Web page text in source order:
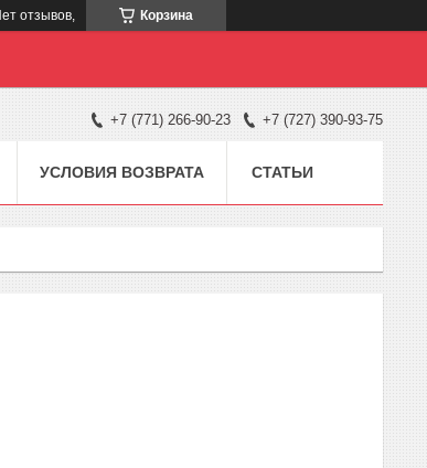
Корзина
отзывов,
+7 (771) 266-90-23 +7 (727) 390-93-75
УСЛОВИЯ ВОЗВРАТА СТАТЬИ